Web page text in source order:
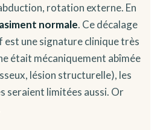
rotation externe. En
normale. Ce décalage
une signature clinique très
était mécaniquement abîmée
lésion structurelle), les
seraient limitées aussi. Or